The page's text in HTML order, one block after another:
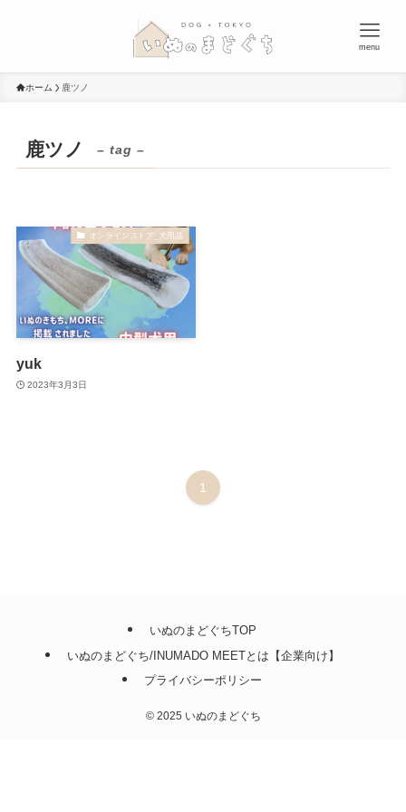
menu
ホーム 鹿ツノ
鹿ツノ – tag –
オンラインストア_犬用品
yuk
2023年3月3日
1
いぬのまどぐちTOP
いぬのまどぐち/INUMADO MEETとは【企業向け】
プライバシーポリシー
©2025 いぬのまどぐち